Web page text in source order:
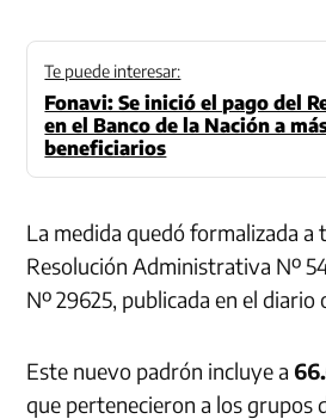
Te puede interesar:
Fonavi: Se inició el pago del
en el Banco de la Nación a
beneficiarios
La medida quedó formalizada a
Resolución Administrativa Nº
Nº 29625, publicada en el diario
Este nuevo padrón incluye a
que pertenecieron a los grupos